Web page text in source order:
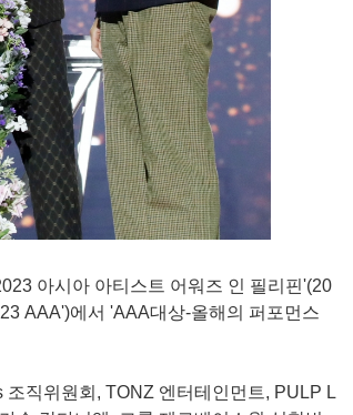
아시아 아티스트 어워즈 인 필리핀'(20
AAA')에서 'AAA대상-올해의 퍼포먼스
직위원회, TONZ 엔터테인먼트, PULP L